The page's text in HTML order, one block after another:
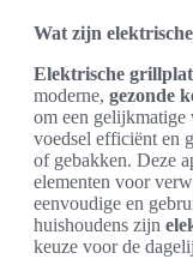
Wat zijn
Elektrische
moderne, gezonde
om een gelijkmatige
voedsel efficiënt en
of gebakken. Deze
elementen voor
eenvoudige en
huishoudens zijn
keuze voor de